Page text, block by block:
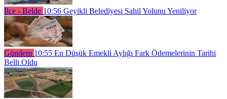
İlçe - Belde 10:56 Geyikli Belediyesi Sahil Yolunu Yeniliyor
Gündem 10:55 En Düşük Emekli Aylığı Fark Ödemelerinin Tarihi
Belli Oldu